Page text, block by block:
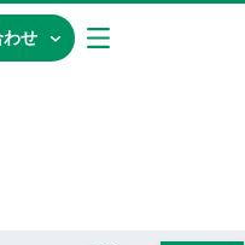
わせ